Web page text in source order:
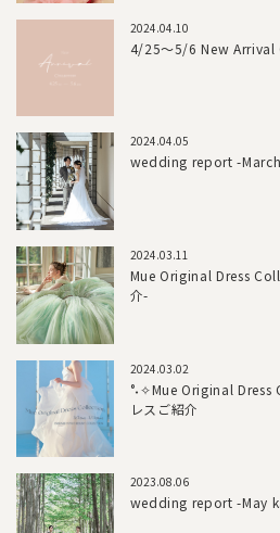
2024.04.10
4/25～5/6 New Arrival
2024.04.05
wedding report -
2024.03.11
Mue Original Dress
介-
2024.03.02
°˖✧Mue Original Dress
レスご紹介
2023.08.06
wedding report -May